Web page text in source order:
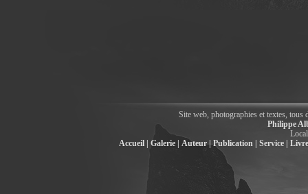
Site web, photographies et textes, tous
Philippe
Accueil |
Galerie | Auteur | Publication | Service |